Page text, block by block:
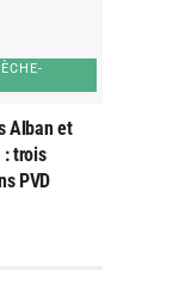
Alban et
: trois
PVD